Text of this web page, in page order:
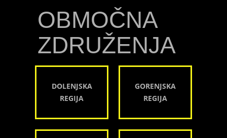
OBMOČNA
ZDRUŽENJA
DOLENJSKA
REGIJA
GORENJSKA
REGIJA